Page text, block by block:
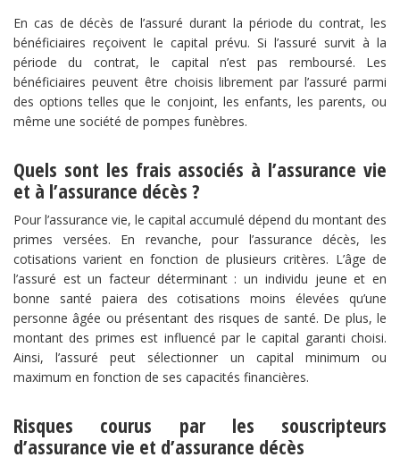
En cas de décès de l’assuré durant la période du contrat, les
bénéficiaires reçoivent le capital prévu. Si l’assuré survit à la
période du contrat, le capital n’est pas remboursé. Les
bénéficiaires peuvent être choisis librement par l’assuré parmi
des options telles que le conjoint, les enfants, les parents, ou
même une société de pompes funèbres.
Quels sont les frais associés à l’assurance vie
et à l’assurance décès ?
Pour l’assurance vie, le capital accumulé dépend du montant des
primes versées. En revanche, pour l’assurance décès, les
cotisations varient en fonction de plusieurs critères. L’âge de
l’assuré est un facteur déterminant : un individu jeune et en
bonne santé paiera des cotisations moins élevées qu’une
personne âgée ou présentant des risques de santé. De plus, le
montant des primes est influencé par le capital garanti choisi.
Ainsi, l’assuré peut sélectionner un capital minimum ou
maximum en fonction de ses capacités financières.
Risques courus par les souscripteurs
d’assurance vie et d’assurance décès